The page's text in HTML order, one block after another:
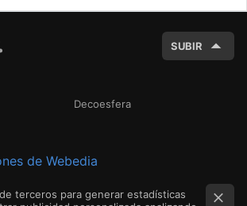
SUBIR
Decoesfera
de Webedia
terceros para generar estadísticas